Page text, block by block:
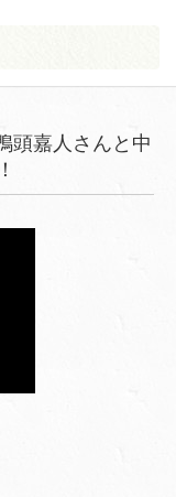
頭嘉人さんと中